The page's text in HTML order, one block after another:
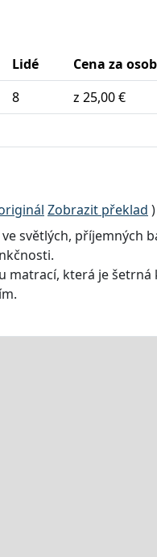
Lidé
Cena za
8 z 25,00 €
Zobrazit překlad )
světlých, příjemných
matrací, která je šetrná